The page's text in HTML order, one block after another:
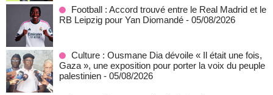
Football : Accord trouvé entre le Real Madrid et le
RB Leipzig pour Yan Diomandé - 05/08/2026
Culture : Ousmane Dia dévoile « Il était une fois,
Gaza », une exposition pour porter la voix du peuple
palestinien - 05/08/2026